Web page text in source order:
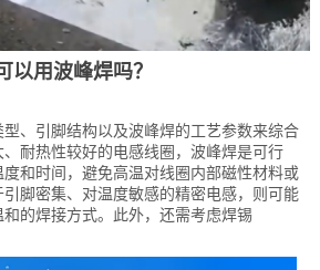
以用波峰焊吗？
、引脚结构以及波峰焊的工艺参数来综合
耐热性较好的电感线圈，波峰焊是可行
和时间，避免高温对线圈内部磁性材料或
脚密集、对温度敏感的精密电感，则可能
的焊接方式。此外，还需考虑焊锡